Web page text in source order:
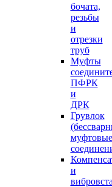
бочата,
резьбы
и
отрезки
труб
Муфты
ПФРК
и
ДРК
Грувлок
муфтовые
и